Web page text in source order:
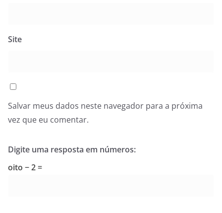
Site
Salvar meus dados neste navegador para a próxima
vez que eu comentar.
Digite uma resposta em números:
oito − 2 =